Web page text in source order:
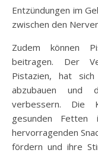
Entzündungen im
zwischen den
Zudem können
beitragen. Der
Pistazien, hat
abzubauen und
verbessern. Die
gesunden
hervorragenden
fördern und ihre